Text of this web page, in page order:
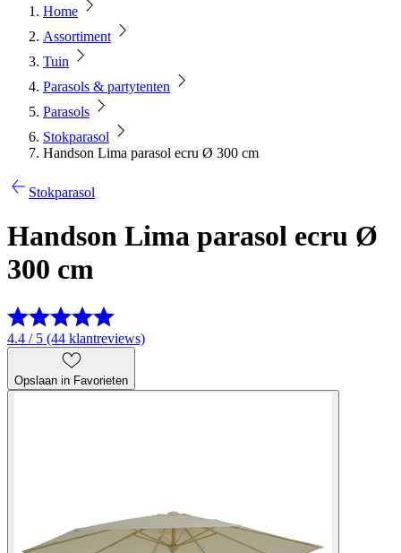
Home
Assortiment
Tuin
Parasols & partytenten
Parasols
Stokparasol
Handson Lima parasol ecru Ø 300 cm
Stokparasol
Handson Lima parasol ecru Ø
300 cm
4.4 / 5 (44 klantreviews)
Opslaan in Favorieten